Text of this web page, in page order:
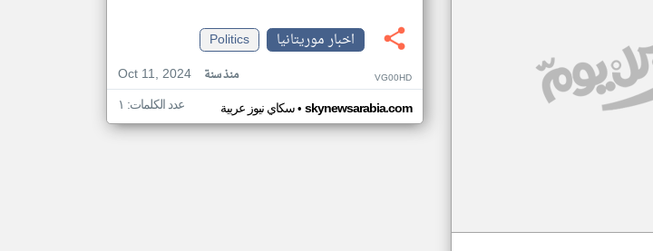
اخبار موريتانيا
Politics
Oct 11, 2024
منذ سنة VG00HD
سكاي نيوز عربية• skynewsarabia.com عدد الكلمات: ١